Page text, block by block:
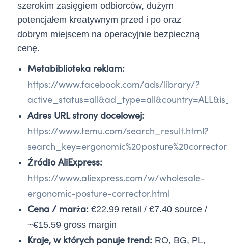
szerokim zasięgiem odbiorców, dużym
potencjałem kreatywnym przed i po oraz
dobrym miejscem na operacyjnie bezpieczną
cenę.
Metabiblioteka reklam:
https://www.facebook.com/ads/library/?
Adres URL strony docelowej:
https://www.temu.com/search_result.html?
search_key=ergonomic%20posture%20corrector
Źródło AliExpress:
https://www.aliexpress.com/w/wholesale-
ergonomic-posture-corrector.html
Cena / marża: €22.99 retail / €7.40 source /
~€15.59 gross margin
Kraje, w których panuje trend: RO, BG, PL,